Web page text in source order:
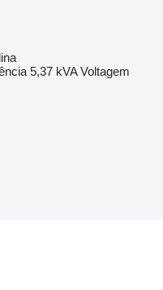
5,37 kVA Voltagem